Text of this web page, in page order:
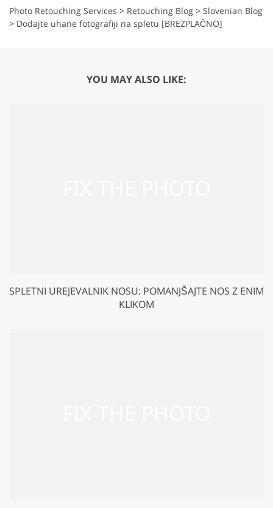
Photo Retouching Services > Retouching Blog > Slovenian Blog
> Dodajte uhane fotografiji na spletu [BREZPLAČNO]
YOU MAY ALSO LIKE:
SPLETNI UREJEVALNIK NOSU: POMANJŠAJTE NOS Z ENIM
KLIKOM